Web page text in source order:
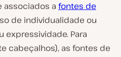
a fontes de
de individualidade ou
expressividade. Para
cabeçalhos), as fontes de